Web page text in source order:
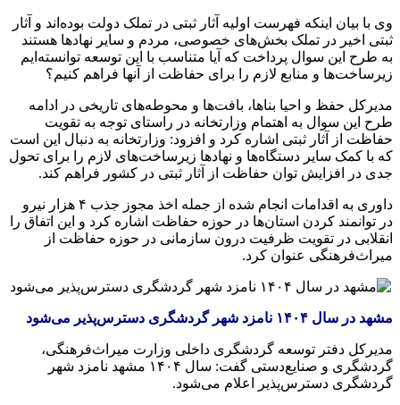
وی با بیان اینکه فهرست اولیه آثار ثبتی در تملک دولت بوده‌اند و آثار
ثبتی اخیر در تملک بخش‌های خصوصی، مردم و سایر نهادها هستند
به طرح این سوال پرداخت که آیا متناسب با این توسعه توانسته‌ایم
زیرساخت‌ها و منابع لازم را برای حفاظت از آنها فراهم کنیم؟
مدیرکل حفظ و احیا بناها، بافت‌ها و محوطه‌های تاریخی در ادامه
طرح این سوال به اهتمام وزارتخانه در راستای توجه به تقویت
حفاظت از آثار ثبتی اشاره کرد و افزود: وزارتخانه به دنبال این است
که با کمک سایر دستگاه‌ها و نهادها زیرساخت‌های لازم را برای تحول
جدی در افزایش توان حفاظت از آثار ثبتی در کشور فراهم کند.
داوری به اقدامات انجام شده از جمله اخذ مجوز جذب ۴ هزار نیرو
در توانمند کردن استان‌ها در حوزه حفاظت اشاره کرد و این اتفاق را
انقلابی در تقویت ظرفیت درون سازمانی در حوزه حفاظت از
میراث‌فرهنگی عنوان کرد.
مشهد در سال ۱۴۰۴ نامزد شهر گردشگری دسترس‌پذیر می‌شود
مدیرکل دفتر توسعه گردشگری داخلی وزارت میراث‌فرهنگی،
گردشگری و صنایع‌دستی گفت: سال ۱۴۰۴ مشهد نامزد شهر
گردشگری دسترس‌پذیر اعلام می‌شود.